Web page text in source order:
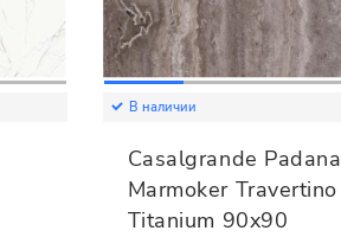
В наличии
Casalgrande Padana
Marmoker Travertino
Titanium 90x90